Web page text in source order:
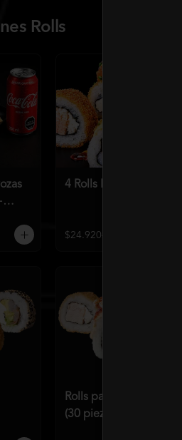
Rolls
4 Rolls Mundialeros
$24.920$31.190
Rolls para 2 Premium
(30 piezas)